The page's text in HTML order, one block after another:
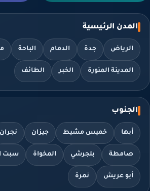
الرئيسية
الرياض جدة الدمام الباحة مكة
المدينة المنورة الخبر الطائف
أبها خميس مشيط جيزان نجران
صامطة بلجرشي المخواة سبت
أبو عريش نمرة